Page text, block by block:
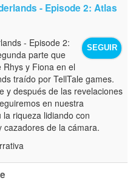
- Episode 2: Atlas
SEGUIR
- Episode 2:
parte que
y Fiona en el
traído por TellTale games.
y después de las revelaciones
en nuestra
riqueza lidiando con
cazadores de la cámara.